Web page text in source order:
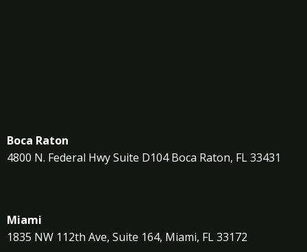
Boca Raton
4800 N. Federal Hwy Suite D104 Boca Raton, FL 33431
Miami
1835 NW 112th Ave, Suite 164, Miami, FL 33172